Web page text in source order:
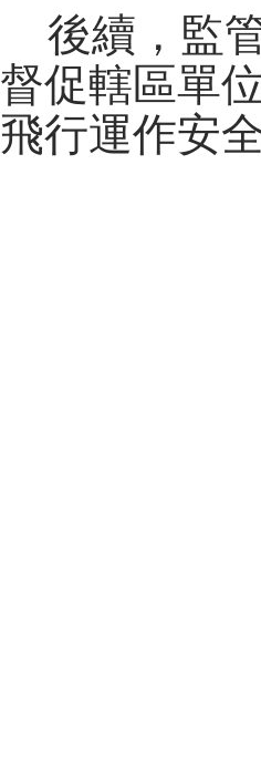
後續，監
督促轄區單
飛行運作安